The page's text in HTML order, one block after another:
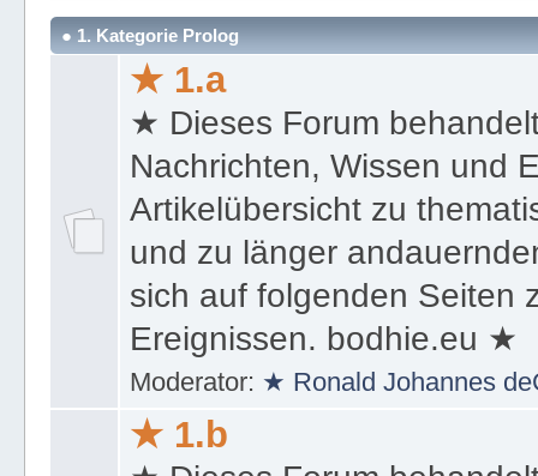
Franz Anton Mesmer,● Kieser
● 1. Kategorie Prolog
★ 1.a
★ Dieses Forum
Nachrichten, Wissen und
Artikelübersicht zu
und zu länger
sich auf folgenden Seiten
Ereignissen. bodhie.eu ★
Moderator: